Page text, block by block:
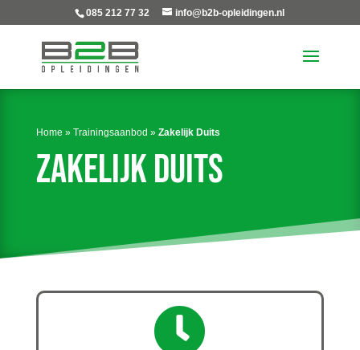
085 212 77 32 info@b2b-opleidingen.nl
Home » Trainingsaanbod » Zakelijk Duits
Zakelijk Duits
